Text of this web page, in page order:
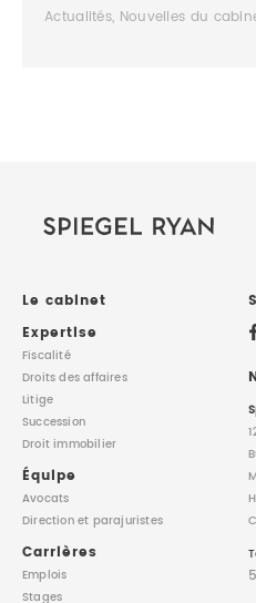
Actualités, Nouvelles du
Le cabinet
Expertise
Fiscalité
Droits des affaires
Litige
Succession
Droit immobilier
Équipe
Avocats
Directionet parajuristes
Carrières
Emplois
Stages